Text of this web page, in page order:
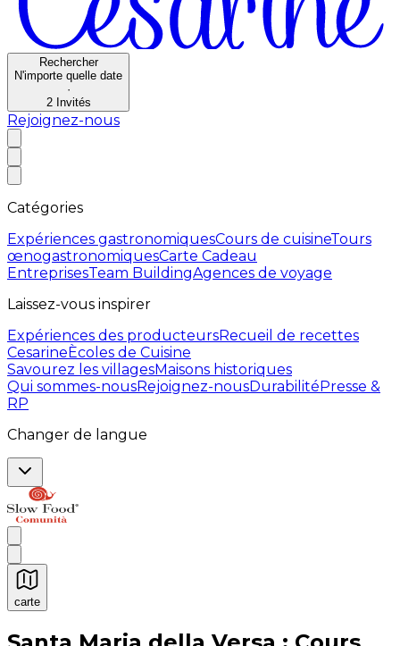
Rechercher
N'importe quelle date
·
2 Invités
Rejoignez-nous
Catégories
Expériences gastronomiquesCours de cuisineTours
œnogastronomiquesCarte Cadeau
EntreprisesTeam BuildingAgences de voyage
Laissez-vous inspirer
Expériences des producteursRecueil de recettes
CesarineÈcoles de Cuisine
Savourez les villagesMaisons historiques
Qui sommes-nousRejoignez-nousDurabilitéPresse &
RP
Changer de langue
carte
Expériences culinaires inoubliables : Expériences